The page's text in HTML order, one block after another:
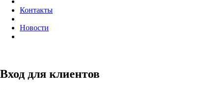
Контакты
Новости
Вход для клиентов